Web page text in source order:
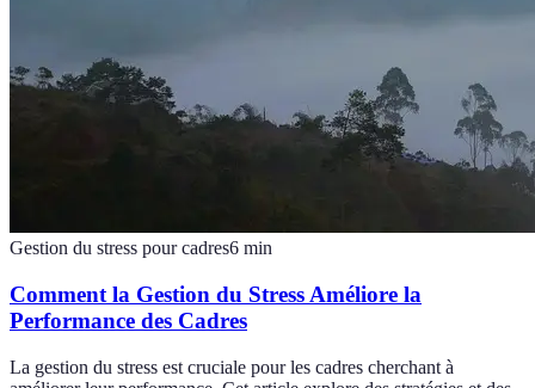
Gestion du stress pour cadres6 min
Comment la Gestion du Stress Améliore la
Performance des Cadres
La gestion du stress est cruciale pour les cadres cherchant à